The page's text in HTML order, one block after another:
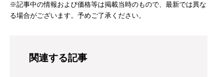
※記事中の情報および価格等は掲載当時のもので、最新では異な
る場合がございます。予めご了承ください。
関連する記事